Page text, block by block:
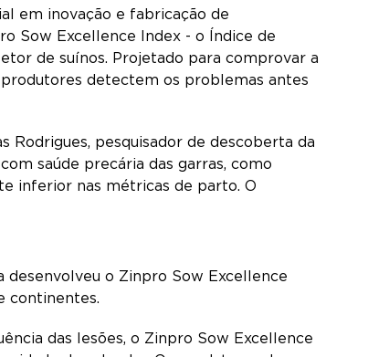
em inovação e fabricação de
Sow Excellence Index - o Índice de
de suínos. Projetado para comprovar a
detectem os problemas antes
Rodrigues, pesquisador de descoberta da
saúde precária das garras, como
inferior nas métricas de parto. O
desenvolveu o Zinpro Sow Excellence
continentes.
das lesões, o Zinpro Sow Excellence